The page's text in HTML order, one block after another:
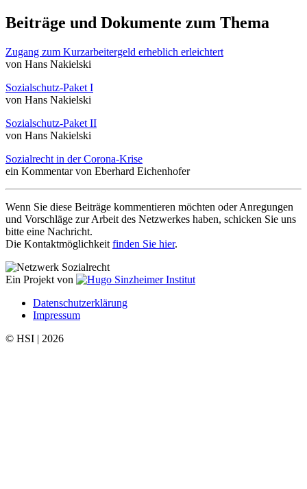
Beiträge und Dokumente zum Thema
Zugang zum Kurzarbeitergeld erheblich erleichtert
von Hans Nakielski
Sozialschutz-Paket I
von Hans Nakielski
Sozialschutz-Paket II
von Hans Nakielski
Sozialrecht in der Corona-Krise
ein Kommentar von Eberhard Eichenhofer
Wenn Sie diese Beiträge kommentieren möchten oder Anregungen
und Vorschläge zur Arbeit des Netzwerkes haben, schicken Sie uns
bitte eine Nachricht.
Die Kontaktmöglichkeit finden Sie hier.
Ein Projekt von
Datenschutzerklärung
Impressum
© HSI | 2026